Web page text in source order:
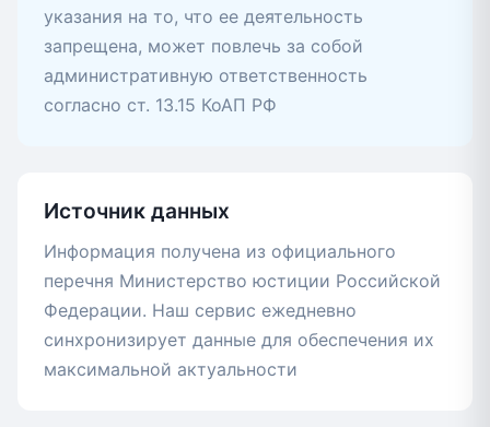
указания на то, что ее деятельность
запрещена, может повлечь за собой
административную ответственность
согласно ст. 13.15 КоАП РФ
Источник данных
Информация получена из официального
перечня Министерство юстиции Российской
Федерации. Наш сервис ежедневно
синхронизирует данные для обеспечения их
максимальной актуальности